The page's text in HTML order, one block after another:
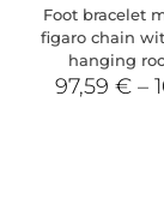
Foot bracelet
figaro chain
hanging
97,59€ –